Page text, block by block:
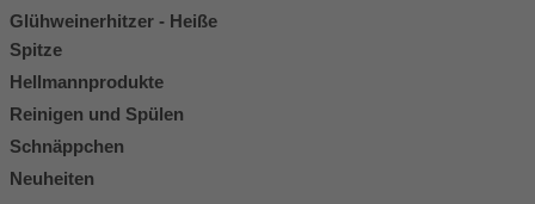
Glühweinerhitzer - Heiße
Spitze
Hellmannprodukte
Reinigen und Spülen
Schnäppchen
Neuheiten